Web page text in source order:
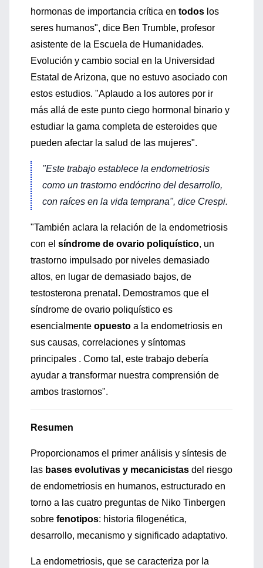
hormonas de importancia crítica en todos los
seres humanos", dice Ben Trumble, profesor
asistente de la Escuela de Humanidades.
Evolución y cambio social en la Universidad
Estatal de Arizona, que no estuvo asociado con
estos estudios. "Aplaudo a los autores por ir
más allá de este punto ciego hormonal binario y
estudiar la gama completa de esteroides que
pueden afectar la salud de las mujeres".
"Este trabajo establece la endometriosis
como un trastorno endócrino del desarrollo,
con raíces en la vida temprana", dice Crespi.
"También aclara la relación de la endometriosis
con el síndrome de ovario poliquístico, un
trastorno impulsado por niveles demasiado
altos, en lugar de demasiado bajos, de
testosterona prenatal. Demostramos que el
síndrome de ovario poliquístico es
esencialmente opuesto a la endometriosis en
sus causas, correlaciones y síntomas
principales . Como tal, este trabajo debería
ayudar a transformar nuestra comprensión de
ambos trastornos".
Resumen
Proporcionamos el primer análisis y síntesis de
las bases evolutivas y mecanicistas del riesgo
de endometriosis en humanos, estructurado en
torno a las cuatro preguntas de Niko Tinbergen
sobre fenotipos: historia filogenética,
desarrollo, mecanismo y significado adaptativo.
La endometriosis, que se caracteriza por la